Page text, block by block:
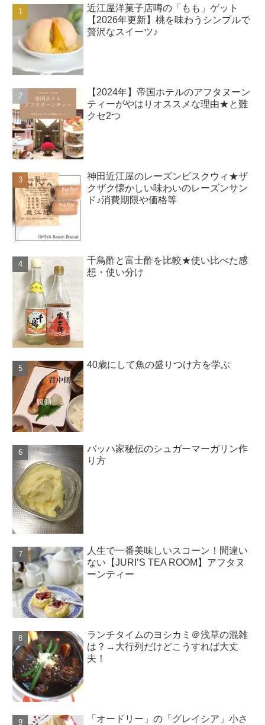
近江屋洋菓子店噂の「もも」ゲット
【2026年更新】桃を味わうシンプルで
贅沢なスイーツ♪
【2024年】帝国ホテルのアフタヌーン
ティーがやはりオススメな理由★と難
クセ2つ
神田近江屋のレーズンビスクウィ★ザ
クザク懐かしい味わいのレーズンサン
ド♪消費期限や価格等
千鳥酢と富士酢を比較★使い比べた感
想・使い分け
40歳にして魚の盛りつけ方を学ぶ
バッハ家秘伝のシュガーマーガリン作
り方
人生で一番美味しいスコーン！間違い
ない【JURI’S TEA ROOM】アフタヌ
ーンティー
ランチタイムのヨシカミ＠浅草の混雑
は？→大行列だけどこうすれば大丈
夫！
「オードリー」の「グレイシア」小さ